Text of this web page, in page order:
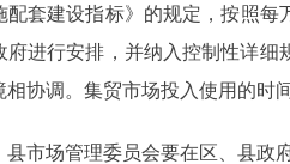
色北京
配套建设指标》的规定，按照
府进行安排，并纳入控制性详
相协调。集贸市场投入使用的时
市场管理委员会要在区、县政